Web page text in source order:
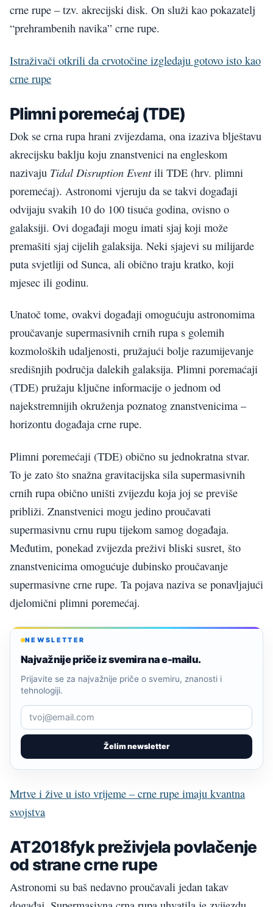
crne rupe – tzv. akrecijski disk. On služi kao pokazatelj
“prehrambenih navika” crne rupe.
Istraživači otkrili da crvotočine izgledaju gotovo isto kao
crne rupe
Plimni poremećaj (TDE)
Dok se crna rupa hrani zvijezdama, ona izaziva blještavu
akrecijsku baklju koju znanstvenici na engleskom
nazivaju Tidal Disruption Eventili TDE (hrv. plimni
poremećaj). Astronomi vjeruju da se takvi događaji
odvijaju svakih 10 do 100 tisuća godina, ovisno o
galaksiji. Ovi događaji mogu imati sjaj koji može
premašiti sjaj cijelih galaksija. Neki sjajevi su milijarde
puta svjetliji od Sunca, ali obično traju kratko, koji
mjesec ili godinu.
Unatoč tome, ovakvi događaji omogućuju astronomima
proučavanje supermasivnih crnih rupa s golemih
kozmoloških udaljenosti, pružajući bolje razumijevanje
središnjih područja dalekih galaksija. Plimni poremaćaji
(TDE) pružaju ključne informacije o jednom od
najekstremnijih okruženja poznatog znanstvenicima –
horizontu događaja crne rupe.
Plimni poremećaji (TDE) obično su jednokratna stvar.
To je zato što snažna gravitacijska sila supermasivnih
crnih rupa obično uništi zvijezdu koja joj se previše
približi. Znanstvenici mogu jedino proučavati
supermasivnu crnu rupu tijekom samog događaja.
Međutim, ponekad zvijezda preživi bliski susret, što
znanstvenicima omogućuje dubinsko proučavanje
supermasivne crne rupe. Ta pojava naziva se ponavljajući
djelomični plimni poremećaj.
NEWSLETTER
Najvažnije priče iz svemira na e-mailu.
Želim newsletter
Prijavite se za najvažnije priče o svemiru, znanosti i
tehnologiji.
Mrtve i žive u isto vrijeme – crne rupe imaju kvantna
svojstva
AT2018fyk preživjela povlačenje
od strane crne rupe
Astronomi su baš nedavno proučavali jedan takav